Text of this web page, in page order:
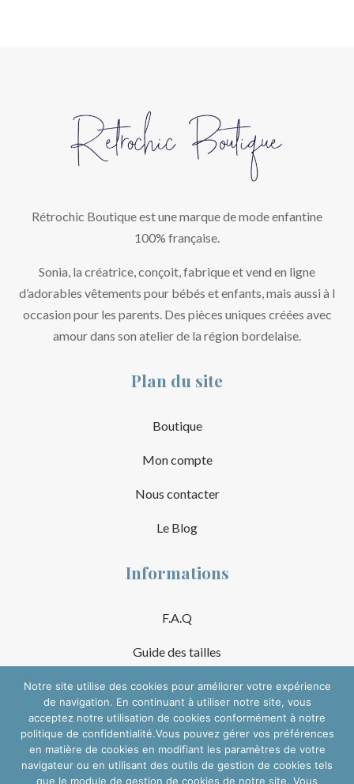
Rétrochic Boutique est une marque de mode enfantine
100% française.
Sonia, la créatrice, conçoit, fabrique et vend en ligne
d’adorables vêtements pour bébés et enfants, mais aussi à l
occasion pour les parents. Des pièces uniques créées avec
amour dans son atelier de la région bordelaise.
Plan du site
Boutique
Mon compte
Nous contacter
Le Blog
Informations
F.A.Q
Guide des tailles
Mentions Légales
Conditions Générales de Vente
Suivre sur les réseaux
Notre site utilise des cookies pour améliorer votre expérience
de navigation. En continuant à utiliser notre site, vous
acceptez notre utilisation de cookies conformément à notre
politique de confidentialité.Vous pouvez gérer vos préférences
en matière de cookies en modifiant les paramètres de votre
navigateur ou en utilisant des outils de gestion de cookies tels
que le module de gestion de cookies de notre site. Vous